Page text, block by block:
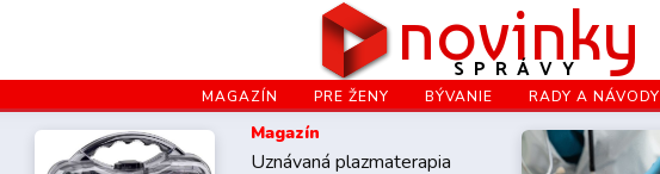
novinky
SPRÁVY
MAGAZÍN PRE ŽENY BÝVANIE RADY A NÁVODY
Magazín
Uznávaná plazmaterapia